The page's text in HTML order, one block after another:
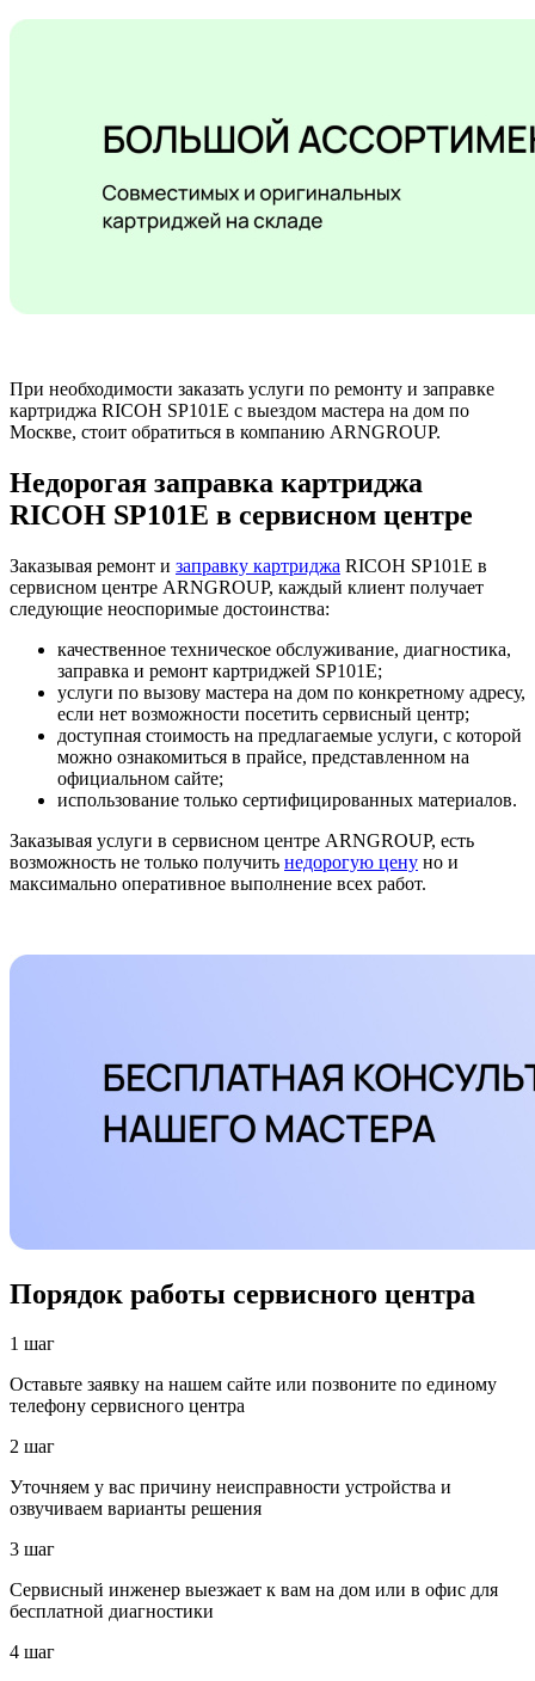
При необходимости заказать услуги по ремонту и заправке
картриджа RICOH SP101E с выездом мастера на дом по
Москве, стоит обратиться в компанию ARNGROUP.
Недорогая заправка картриджа
RICOH SP101E в сервисном центре
Заказывая ремонт и заправку картриджа RICOH SP101E в
сервисном центре ARNGROUP, каждый клиент получает
следующие неоспоримые достоинства:
качественное техническое обслуживание, диагностика,
заправка и ремонт картриджей SP101E;
услуги по вызову мастера на дом по конкретному адресу,
если нет возможности посетить сервисный центр;
доступная стоимость на предлагаемые услуги, с которой
можно ознакомиться в прайсе, представленном на
официальном сайте;
использование только сертифицированных материалов.
Заказывая услуги в сервисном центре ARNGROUP, есть
возможность не только получить недорогую цену но и
максимально оперативное выполнение всех работ.
Порядок работы сервисного центра
1 шаг
Оставьте заявку на нашем сайте или позвоните по единому
телефону сервисного центра
2 шаг
Уточняем у вас причину неисправности устройства и
озвучиваем варианты решения
3 шаг
Сервисный инженер выезжает к вам на дом или в офис для
бесплатной диагностики
4 шаг